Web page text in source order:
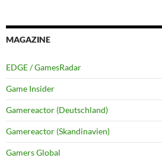
MAGAZINE
EDGE / GamesRadar
Game Insider
Gamereactor (Deutschland)
Gamereactor (Skandinavien)
Gamers Global